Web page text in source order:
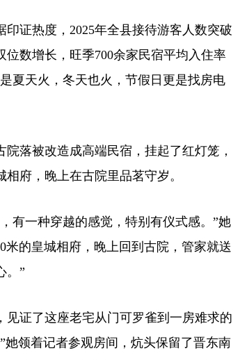
证热度，2025年全县接待游客人数突破
数增长，旺季700余家民宿平均入住率
夏天火，冬天也火，节假日更是找房电
落被改造成高端民宿，挂起了红灯笼，
府，晚上在古院里品茗守岁。
有一种穿越的感觉，特别有仪式感。”她
的皇城相府，晚上回到古院，管家就送
。”
见证了这座老宅从门可罗雀到一房难求的
领着记者参观房间，炕头保留了晋东南